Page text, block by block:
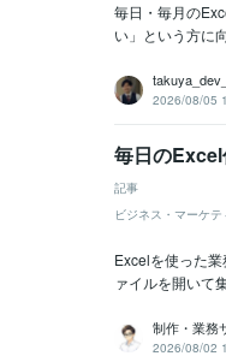
毎日・毎月の
い」という方に
2026/08/05
毎日の
記事
ビジネス・マーケ
Excelを使った
ァイルを開いて
制作・業務
2026/08/02